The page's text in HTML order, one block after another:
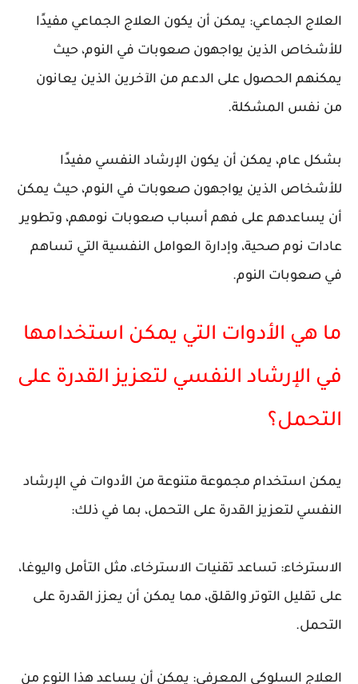
العلاج الجماعي: يمكن أن يكون العلاج الجماعي مفيدًا
للأشخاص الذين يواجهون صعوبات في النوم، حيث
يمكنهم الحصول على الدعم من الآخرين الذين يعانون
من نفس المشكلة.
بشكل عام، يمكن أن يكون الإرشاد النفسي مفيدًا
للأشخاص الذين يواجهون صعوبات في النوم، حيث يمكن
أن يساعدهم على فهم أسباب صعوبات نومهم، وتطوير
عادات نوم صحية، وإدارة العوامل النفسية التي تساهم
في صعوبات النوم.
ما هي الأدوات التي يمكن استخدامها
في الإرشاد النفسي لتعزيز القدرة على
التحمل؟
يمكن استخدام مجموعة متنوعة من الأدوات في الإرشاد
النفسي لتعزيز القدرة على التحمل، بما في ذلك:
الاسترخاء: تساعد تقنيات الاسترخاء، مثل التأمل واليوغا،
على تقليل التوتر والقلق، مما يمكن أن يعزز القدرة على
التحمل.
العلاج السلوكي المعرفي: يمكن أن يساعد هذا النوع من